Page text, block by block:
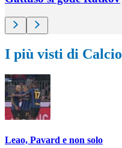
I più visti di Calcio
Leao, Pavard e non solo